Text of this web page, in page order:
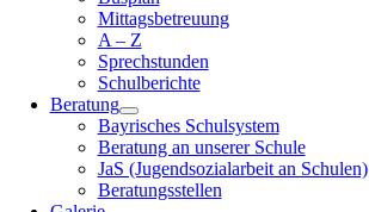
Mittagsbetreuung
A – Z
Sprechstunden
Schulberichte
Beratung
Bayrisches Schulsystem
Beratung an unserer Schule
JaS (Jugendsozialarbeit an Schulen)
Beratungsstellen